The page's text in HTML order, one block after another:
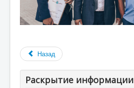
Назад
Раскрытие информации